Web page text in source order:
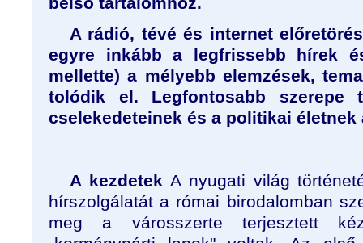
A rádió, tévé és internet
egyre inkább a legfrissebb hírek
mellette) a mélyebb elemzések,
tolódik el. Legfontosabb szerepe
cselekedeteinek és a politikai életnek
A kezdetekA nyugati világ
hírszolgálatát a római birodalomban
meg a városszerte terjesztett